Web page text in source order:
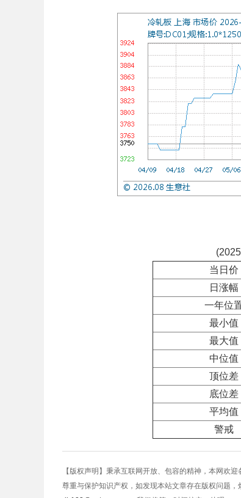
当日价
日涨幅
一年位
最小值
最大值
中位值
顶位差
底位差
平均值
警戒
【版权声明】秉承互联网开放、包容的精神，本网欢
尊重与保护知识产权，如发现本站文章存在版权问题